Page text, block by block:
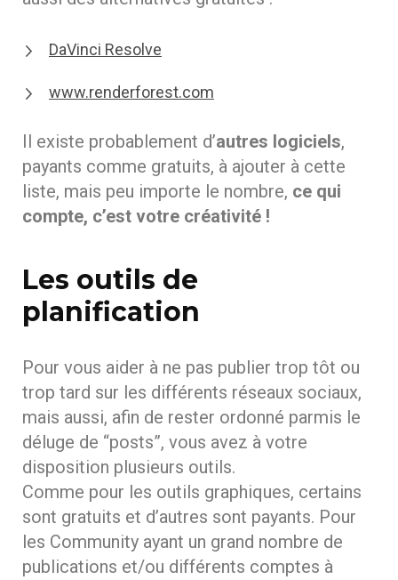
DaVinci Resolve
www.renderforest.com
Il existe probablement d’autres logiciels,
payants comme gratuits, à ajouter à cette
liste, mais peu importe le nombre, ce qui
compte, c’est votre créativité !
Les outils de
planification
Pour vous aider à ne pas publier trop tôt ou
trop tard sur les différents réseaux sociaux,
mais aussi, afin de rester ordonné parmis le
déluge de “posts”, vous avez à votre
disposition plusieurs outils.
Comme pour les outils graphiques, certains
sont gratuits et d’autres sont payants. Pour
les Community ayant un grand nombre de
publications et/ou différents comptes à